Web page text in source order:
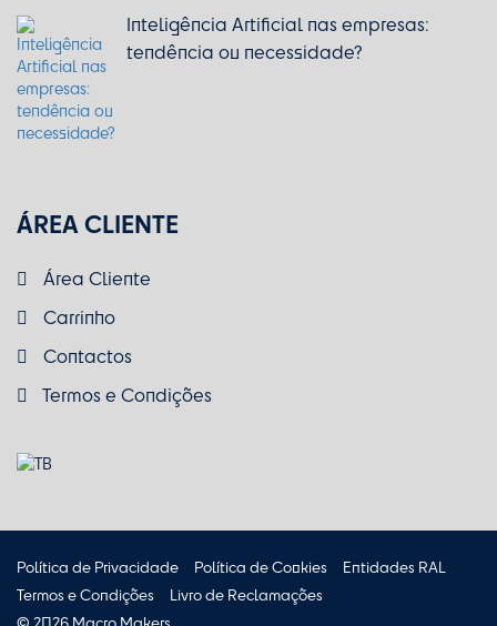
Inteligência Artificial nas empresas:
tendência ou necessidade?
ÁREA CLIENTE
Área Cliente
Carrinho
Contactos
Termos e Condições
Política de Privacidade Política de Cookies
Entidades RAL
Termos e Condições
Livro de Reclamações